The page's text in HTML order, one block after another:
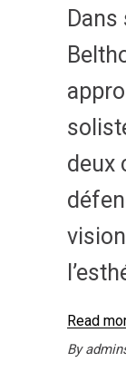
deux
Read
By